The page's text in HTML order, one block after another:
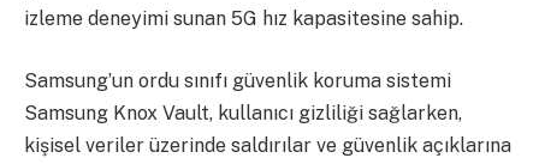
izleme deneyimi sunan 5G hız kapasitesine sahip.
Samsung’un ordu sınıfı güvenlik koruma sistemi
Samsung Knox Vault, kullanıcı gizliliği sağlarken,
kişisel veriler üzerinde saldırılar ve güvenlik açıklarına